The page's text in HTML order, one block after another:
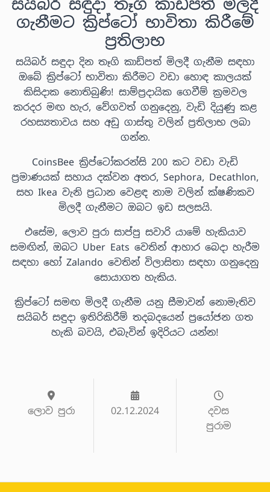
ගැනීමට ක්‍රිප්ටෝ භාවිතා කිරීමේ
ප්‍රතිලාභ
සයිබර් සඳුදා දින තෑගි කාඩ්පත් මිලදී ගැනීම සඳහා
ඔබේ ක්‍රිප්ටෝ භාවිතා කිරීමට වඩා හොඳ කාලයක්
කිසිදාක නොතිබුණි! සාම්ප්‍රදායික ගෙවීම් ක්‍රමවල
කරදර මඟ හැර, වේගවත් ගනුදෙනු, වැඩි දියුණු කළ
රහස්‍යතාවය සහ අඩු ගාස්තු වලින් ප්‍රතිලාභ ලබා
ගන්න.
CoinsBee ක්‍රිප්ටෝකරන්සි 200 කට වඩා වැඩි
ප්‍රමාණයක් සහාය දක්වන අතර, Sephora, Decathlon,
සහ Ikea වැනි ප්‍රධාන වෙළඳ නාම වලින් ක්ෂණිකව
මිලදී ගැනීමට ඔබට ඉඩ සලසයි.
එසේම, ලොව පුරා සාප්පු සවාරි යාමේ හැකියාව
සමඟින්, ඔබට Uber Eats වෙතින් ආහාර බෙදා හැරීම
සඳහා හෝ Zalando වෙතින් විලාසිතා සඳහා ගනුදෙනු
සොයාගත හැකිය.
ක්‍රිප්ටෝ සමඟ මිලදී ගැනීම යනු සීමාවන් නොමැතිව
සයිබර් සඳුදා ඉතිරිකිරීම් තදබදයෙන් ප්‍රයෝජන ගත
හැකි බවයි, එබැවින් ඉදිරියට යන්න!
ලොව පුරා 02.12.2024
දවස
පුරාම